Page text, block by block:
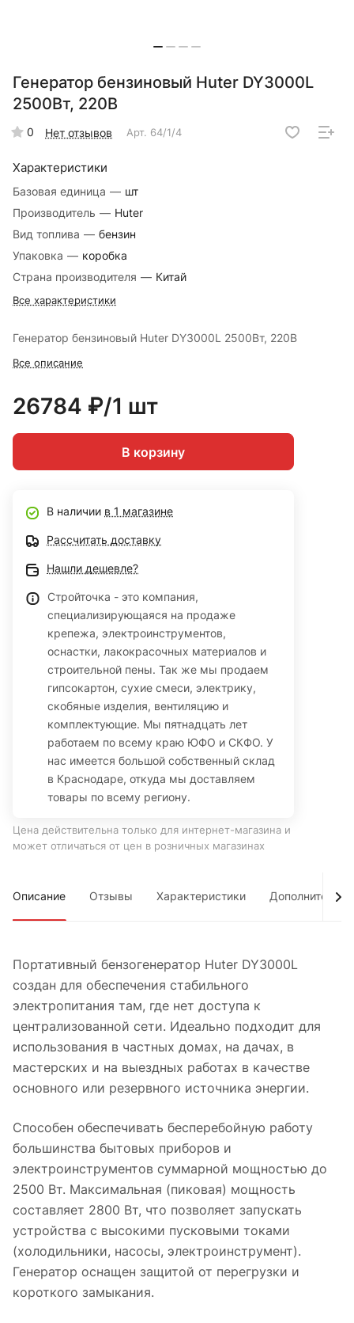
Генератор бензиновый Huter DY3000L
2500Вт, 220В
0 Нет отзывов Арт. 64/1/4
Характеристики
Базовая единица — шт
Производитель — Huter
Вид топлива — бензин
Упаковка — коробка
Страна производителя — Китай
Все характеристики
Генератор бензиновый Huter DY3000L 2500Вт, 220В
Все описание
26784 ₽/1 шт
В корзину
В наличии в 1 магазине
Рассчитать доставку
Нашли дешевле?
Стройточка - это компания,
специализирующаяся на продаже
крепежа, электроинструментов,
оснастки, лакокрасочных материалов и
строительной пены. Так же мы продаем
гипсокартон, сухие смеси, электрику,
скобяные изделия, вентиляцию и
комплектующие. Мы пятнадцать лет
работаем по всему краю ЮФО и СКФО. У
нас имеется большой собственный склад
в Краснодаре, откуда мы доставляем
товары по всему региону.
Цена действительна только для интернет-магазина и
может отличаться от цен в розничных магазинах
Описание Отзывы Характеристики Дополнительно
Портативный бензогенератор Huter DY3000L
создан для обеспечения стабильного
электропитания там, где нет доступа к
централизованной сети. Идеально подходит для
использования в частных домах, на дачах, в
мастерских и на выездных работах в качестве
основного или резервного источника энергии.
Способен обеспечивать бесперебойную работу
большинства бытовых приборов и
электроинструментов суммарной мощностью до
2500 Вт. Максимальная (пиковая) мощность
составляет 2800 Вт, что позволяет запускать
устройства с высокими пусковыми токами
(холодильники, насосы, электроинструмент).
Генератор оснащен защитой от перегрузки и
короткого замыкания.